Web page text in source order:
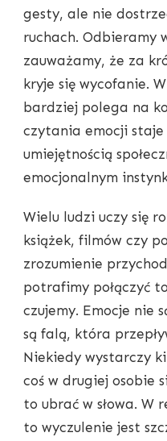
gesty, ale nie
ruchach. Odbieramy
zauważamy, że za
kryje się wycofanie.
bardziej polega na
czytania emocji staje
umiejętnością
emocjonalnym
Wielu ludzi uczy się
książek, filmów czy
zrozumienie
potrafimy połączyć
czujemy. Emocje nie
są falą, która
Niekiedy wystarczy
coś w drugiej osobie
to ubrać w słowa. W
to wyczulenie jest